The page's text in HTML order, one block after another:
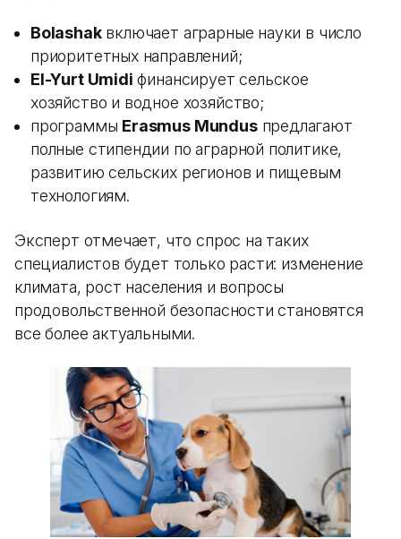
Bolashakвключает аграрные науки в число
приоритетных направлений;
El-Yurt Umidi финансирует сельское
хозяйство и водное хозяйство;
программы Erasmus Mundusпредлагают
полные стипендии по аграрной политике,
развитию сельских регионов и пищевым
технологиям.
Эксперт отмечает, что спрос на таких
специалистов будет только расти: изменение
климата, рост населения и вопросы
продовольственной безопасности становятся
все более актуальными.